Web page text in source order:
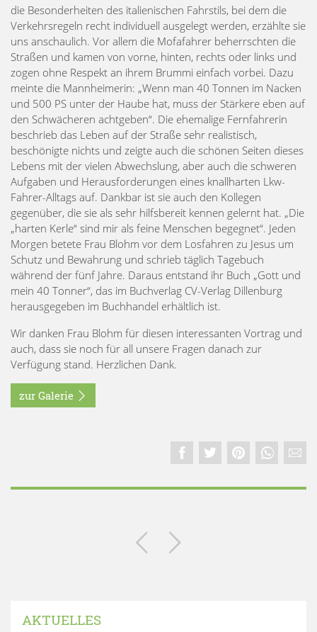
die Besonderheiten des italienischen Fahrstils, bei dem die
Verkehrsregeln recht individuell ausgelegt werden, erzählte sie
uns anschaulich. Vor allem die Mofafahrer beherrschten die
Straßen und kamen von vorne, hinten, rechts oder links und
zogen ohne Respekt an ihrem Brummi einfach vorbei. Dazu
meinte die Mannheimerin: „Wenn man 40 Tonnen im Nacken
und 500 PS unter der Haube hat, muss der Stärkere eben auf
den Schwächeren achtgeben“. Die ehemalige Fernfahrerin
beschrieb das Leben auf der Straße sehr realistisch,
beschönigte nichts und zeigte auch die schönen Seiten dieses
Lebens mit der vielen Abwechslung, aber auch die schweren
Aufgaben und Herausforderungen eines knallharten Lkw-
Fahrer-Alltags auf. Dankbar ist sie auch den Kollegen
gegenüber, die sie als sehr hilfsbereit kennen gelernt hat. „Die
„harten Kerle“ sind mir als feine Menschen begegnet“. Jeden
Morgen betete Frau Blohm vor dem Losfahren zu Jesus um
Schutz und Bewahrung und schrieb täglich Tagebuch
während der fünf Jahre. Daraus entstand ihr Buch „Gott und
mein 40 Tonner“, das im Buchverlag CV-Verlag Dillenburg
herausgegeben im Buchhandel erhältlich ist.
Wir danken Frau Blohm für diesen interessanten Vortrag und
auch, dass sie noch für all unsere Fragen danach zur
Verfügung stand. Herzlichen Dank.
zur Galerie
AKTUELLES